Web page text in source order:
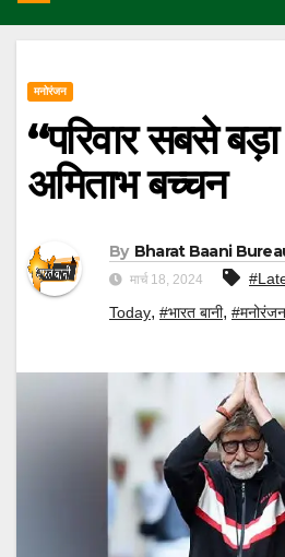
मनोरंजन
“परिवार सबसे
अमिताभ बच्चन
By Bharat Baani
मार्च 18, 2024
Today, #भारत बानी, #मनोरंजन